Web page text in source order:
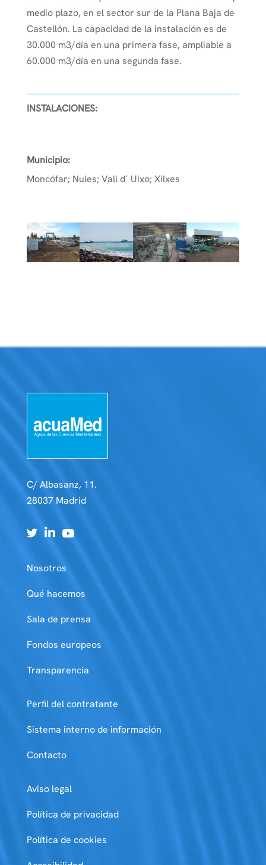
medio plazo, en el sector sur de la Plana Baja de
Castellón. La capacidad de la instalación es de
30.000 m3/día en una primera fase, ampliable a
60.000 m3/día en una segunda fase.
INSTALACIONES:
Municipio:
Moncófar; Nules; Vall d´ Uixo; Xilxes
C/ Albasanz, 11.
28037 Madrid
Nosotros
Qué hacemos
Sala de prensa
Fondos europeos
Transparencia
Perfil del contratante
Sistema interno de información
Contacto
Aviso legal
Política de privacidad
Política de cookies